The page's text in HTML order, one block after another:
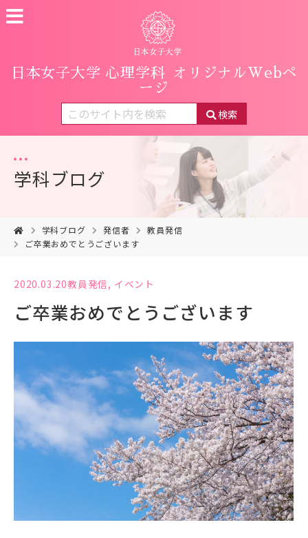
日本女子大学 心理学科
オリジナルWebペ
ージ
検索
学科ブログ
学科ブログ 発信者
教員発信
ご卒業おめでとうございます
2020.03.20教員発信, イベント
ご卒業おめでとうございます